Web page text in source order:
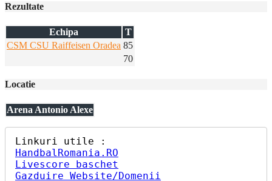
Rezultate
Echipa
T
CSM CSU Raiffeisen Oradea 85
70
Locatie
Arena Antonio Alexe
HandbalRomania.RO
Livescore baschet
Gazduire Website/Domenii